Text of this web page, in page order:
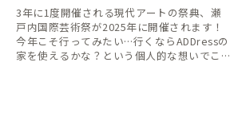
3年に1度開催される現代アートの祭典、瀬
戸内国際芸術祭が2025年に開催されます！
今年こそ行ってみたい…行くならADDressの
家を使えるかな？という個人的な想いでこの